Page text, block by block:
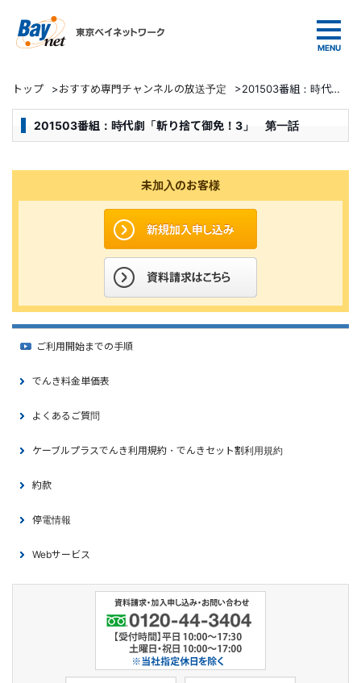
トップ >おすすめ専門チャンネルの放送予定 >201503番組：時代劇「斬り捨て御免！3」 第一話
201503番組：時代劇「斬り捨て御免！3」 第一話
未加入のお客様
ご利用開始までの手順
でんき料金単価表
よくあるご質問
ケーブルプラスでんき利用規約・でんきセット割利用規約
約款
停電情報
Webサービス